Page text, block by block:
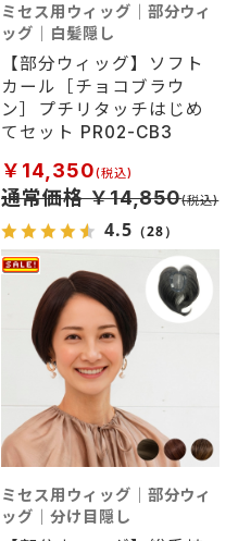
【部分ウィッグ】ソフト
カール［チョコブラウ
ン］プチリタッチはじめ
てセット PR02-CB3
ミセス用ウィッグ｜部分ウィ
ッグ｜白髪隠し
￥14,350
通常価格 ￥14,850
4.5 （28）
ミセス用ウィッグ｜部分ウィ
ッグ｜分け目隠し